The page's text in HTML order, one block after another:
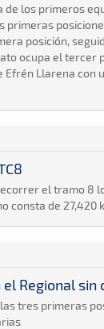
de los primeros
primeras
posición,
ocupa el tercer
Efrén Llarena con
el tramo 8
consta de 27,420
el Regional sin
tres primeras